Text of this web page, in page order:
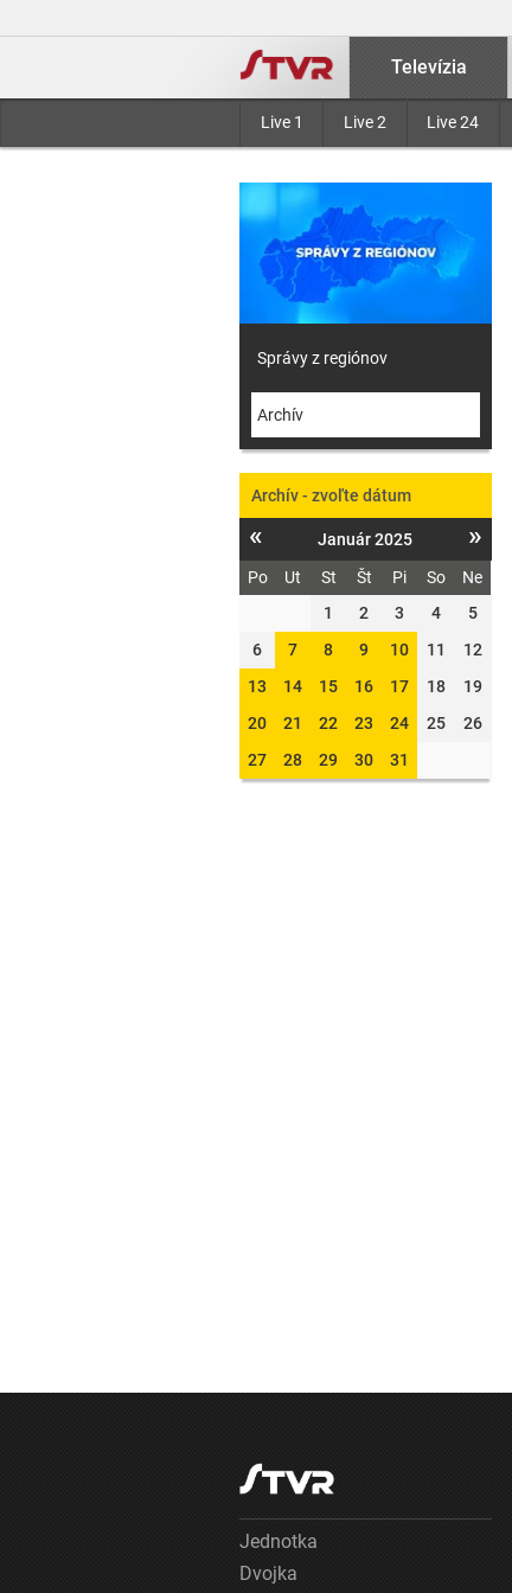
Televízia
Live 1 Live 2 Live 24
Správy z regiónov
Archív
Archív - zvoľte dátum
« Január 2025 »
Po Ut St Št Pi So
Ne
1
2 3 4
5
6
7 8 9 10 11
12
13
14 15 16 17 18
19
20
21 22 23 24 25
26
27
28 29 30 31
namerali v obci
Jednotka
Dvojka